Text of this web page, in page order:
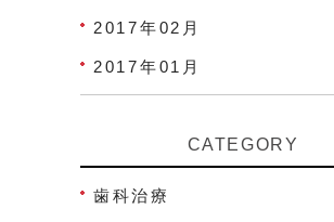
2017年02月
2017年01月
CATEGORY
歯科治療